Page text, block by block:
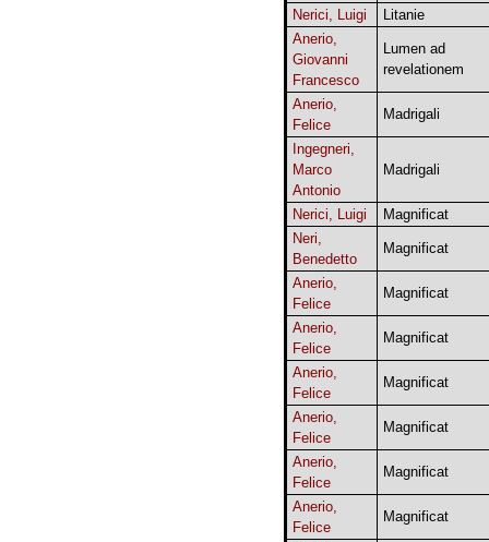
Nerici, Luigi
Litanie
Anerio,
Giovanni
Francesco
Lumen ad
revelationem
Anerio,
Felice
Madrigali
Ingegneri,
Marco
Antonio
Madrigali
Nerici, Luigi
Magnificat
Neri,
Benedetto
Magnificat
Anerio,
Felice
Magnificat
Anerio,
Felice
Magnificat
Anerio,
Felice
Magnificat
Anerio,
Felice
Magnificat
Anerio,
Felice
Magnificat
Anerio,
Felice
Magnificat